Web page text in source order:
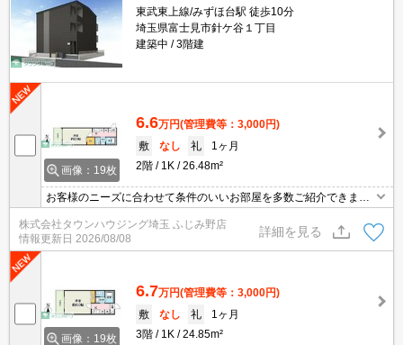
東武東上線/みずほ台駅 徒歩10分
埼玉県富士見市針ケ谷１丁目
建築中
3階建
画像：19枚
6.6万円(管理費等：3,000円)
敷
なし 礼
1ヶ月
2階
1K 26.48m²
お客様のニーズに合わせて条件のいいお部屋を多数ご紹介できます♪
情報数No.1のタウンハウジングまで是非お問い合わせください！
株式会社タウンハウジング埼玉 ふじみ野店
情報更新日 2026/08/08
詳細を見る
画像：19枚
6.7万円(管理費等：3,000円)
敷
なし 礼
1ヶ月
3階
1K 24.85m²